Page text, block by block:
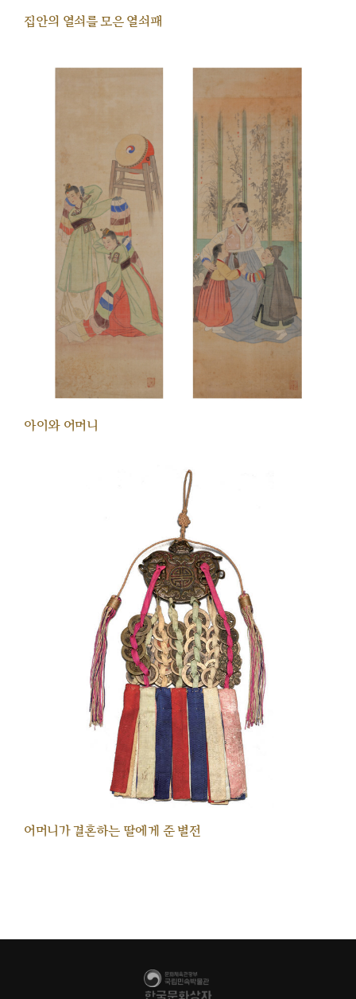
집안의 열쇠를 모은 열쇠패
아이와 어머니
어머니가 결혼하는 딸에게 준 별전